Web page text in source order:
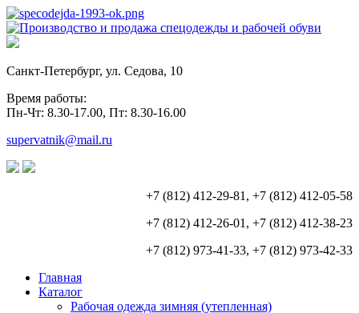
Санкт-Петербург, ул. Седова, 10
Время работы:
Пн-Чт: 8.30-17.00, Пт: 8.30-16.00
supervatnik@mail.ru
+7 (812) 412-29-81, +7 (812) 412-05-58
+7 (812) 412-26-01, +7 (812) 412-38-23
+7 (812) 973-41-33, +7 (812) 973-42-33
Главная
Каталог
Рабочая одежда зимняя (утепленная)